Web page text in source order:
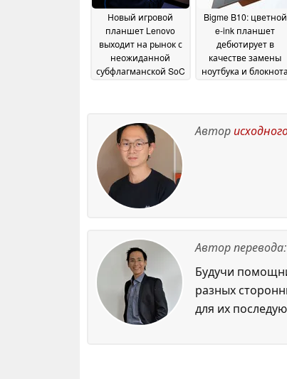
Новый игровой
планшет Lenovo
выходит на рынок с
неожиданной
субфлагманской SoC
Bigme B10: цветной
e-ink планшет
дебютирует в
качестве замены
ноутбука и блокнота
Автор
Автор перевода:
Будучи
разных
для их